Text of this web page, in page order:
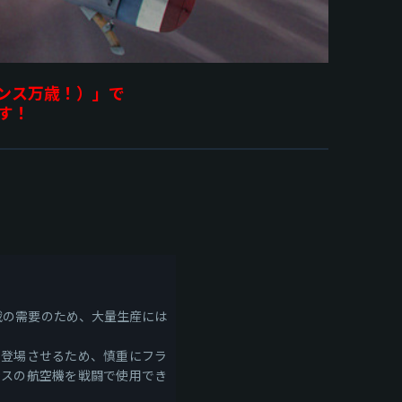
ス万歳！）」で
！
需要のため、大量生産には
場させるため、慎重にフラ
の航空機を戦闘で使用でき